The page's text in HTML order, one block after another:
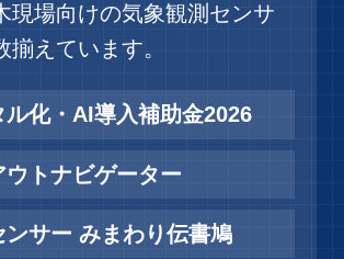
現場向けの気象観測センサ
揃えています。
ル化・AI導入補助金2026
ウトナビゲーター
ンサー みまわり伝書鳩